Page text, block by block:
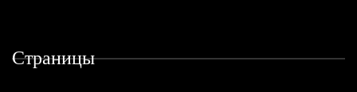
Страницы